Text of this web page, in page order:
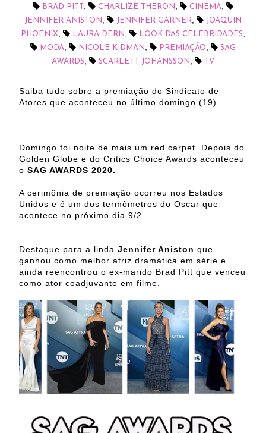
BRAD PITT CHARLIZE THERON CINEMA
JENNIFER ANISTON JENNIFER GARNER
JOAQUIN
PHOENIX
LAURA DERN LOOK DAS CELEBRIDADES
MODA NICOLE KIDMAN PREMIAÇÃO
SAG
AWARDS
SCARLETT JOHANSSON TV
Saiba tudo sobre a premiação do Sindicato de
Atores que aconteceu no último domingo (19)
Domingo foi noite de mais um red carpet. Depois do
Golden Globe e do Critics Choice Awards aconteceu
o SAG AWARDS 2020.
A cerimônia de premiação ocorreu nos Estados
Unidos e é um dos termômetros do Oscar que
acontece no próximo dia 9/2.
Destaque para a linda Jennifer Aniston que
ganhou como melhor atriz dramática em série e
ainda reencontrou o ex-marido Brad Pitt que venceu
como ator coadjuvante em filme.